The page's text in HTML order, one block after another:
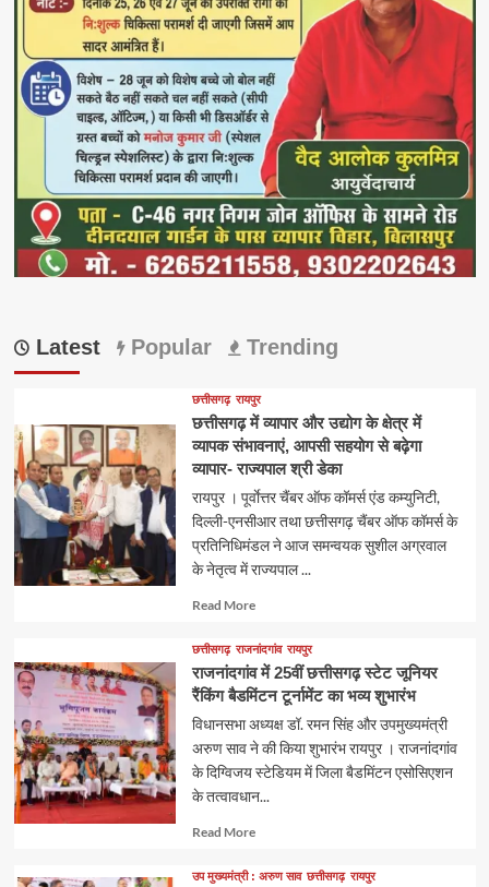
Latest Popular Trending
छत्तीसगढ़ रायपुर
छत्तीसगढ़ में व्यापार और उद्योग के क्षेत्र में
व्यापक संभावनाएं, आपसी सहयोग से बढ़ेगा
व्यापार- राज्यपाल श्री डेका
रायपुर । पूर्वाेत्तर चैंबर ऑफ कॉमर्स एंड कम्युनिटी,
दिल्ली-एनसीआर तथा छत्तीसगढ़ चैंबर ऑफ कॉमर्स के
प्रतिनिधिमंडल ने आज समन्वयक सुशील अग्रवाल
के नेतृत्व में राज्यपाल ...
Read MoreRead
about
छत्तीसगढ़ राजनांदगांव रायपुर
राजनांदगांव में 25वीं छत्तीसगढ़ स्टेट जूनियर
रैंकिंग बैडमिंटन टूर्नामेंट का भव्य शुभारंभ
विधानसभा अध्यक्ष डॉ. रमन सिंह और उपमुख्यमंत्री
अरुण साव ने की किया शुभारंभ रायपुर । राजनांदगांव
के दिग्विजय स्टेडियम में जिला बैडमिंटन एसोसिएशन
के तत्वावधान...
Read MoreRead
about
उप मुख्यमंत्री : अरुण साव छत्तीसगढ़ रायपुर